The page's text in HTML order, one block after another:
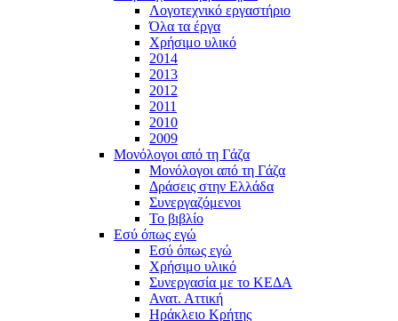
Λογοτεχνικό εργαστήριο
Όλα τα έργα
Χρήσιμο υλικό
2014
2013
2012
2011
2010
2009
Μονόλογοι από τη Γάζα
Μονόλογοι από τη Γάζα
Δράσεις στην Ελλάδα
Συνεργαζόμενοι
To βιβλίο
Εσύ όπως εγώ
Εσύ όπως εγώ
Χρήσιμο υλικό
Συνεργασία με το ΚΕΔΑ
Ανατ. Αττική
Ηράκλειο Κρήτης